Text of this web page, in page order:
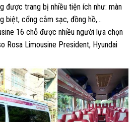
được trang bị nhiều tiện ích như: màn
biệt, cổng cắm sạc, đồng hồ,…
16 chỗ được nhiều người lựa chọn
Rosa Limousine President, Hyundai